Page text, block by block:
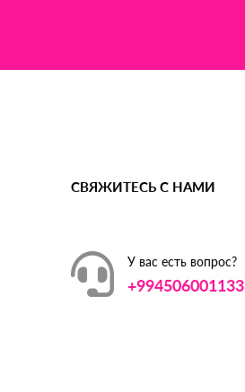
СВЯЖИТЕСЬ С НАМИ
У вас есть вопрос?
+994506001133